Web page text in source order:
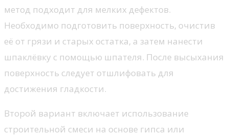
метод подходит для мелких дефектов.
Необходимо подготовить поверхность, очистив
её от грязи и старых остатка, а затем нанести
шпаклёвку с помощью шпателя. После высыхания
поверхность следует отшлифовать для
достижения гладкости.
Второй вариант включает использование
строительной смеси на основе гипса или